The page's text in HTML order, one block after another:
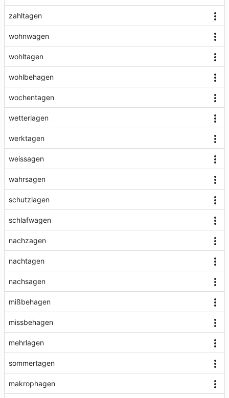
zahltagen
wohnwagen
wohltagen
wohlbehagen
wochentagen
wetterlagen
werktagen
weissagen
wahrsagen
schutzlagen
schlafwagen
nachzagen
nachtagen
nachsagen
mißbehagen
missbehagen
mehrlagen
sommertagen
makrophagen